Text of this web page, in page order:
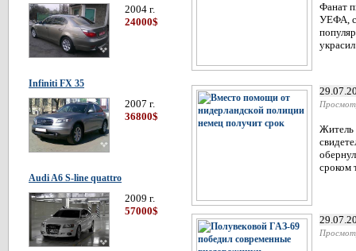
2004 г.
24000$
Infiniti FX 35
2007 г.
36800$
Audi A6 S-line quattro
2009 г.
57000$
Фанат
УЕФА,
Житель
сроком